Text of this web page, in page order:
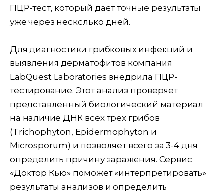
ПЦР-тест, который дает точные результаты
уже через несколько дней.
Для диагностики грибковых инфекций и
выявления дерматофитов компания
LabQuest Laboratories внедрила ПЦР-
тестирование. Этот анализ проверяет
представленный биологический материал
на наличие ДНК всех трех грибов
(Trichophyton, Epidermophyton и
Microsporum) и позволяет всего за 3-4 дня
определить причину заражения. Сервис
«Доктор Кью» поможет «интерпретировать»
результаты анализов и определить